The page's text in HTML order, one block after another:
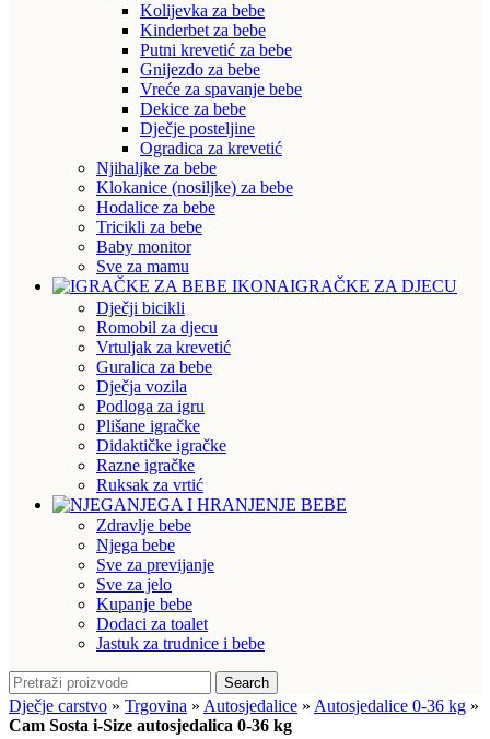
Kolijevka za bebe
Kinderbet za bebe
Putni krevetić za bebe
Gnijezdo za bebe
Vreće za spavanje bebe
Dekice za bebe
Dječje posteljine
Ogradica za krevetić
Njihaljke za bebe
Klokanice (nosiljke) za bebe
Hodalice za bebe
Tricikli za bebe
Baby monitor
Sve za mamu
IGRAČKE ZA DJECU
Dječji bicikli
Romobil za djecu
Vrtuljak za krevetić
Guralica za bebe
Dječja vozila
Podloga za igru
Plišane igračke
Didaktičke igračke
Razne igračke
Ruksak za vrtić
NJEGA I HRANJENJE BEBE
Zdravlje bebe
Njega bebe
Sve za previjanje
Sve za jelo
Kupanje bebe
Dodaci za toalet
Jastuk za trudnice i bebe
Search
Dječje carstvo » Trgovina » Autosjedalice » Autosjedalice 0-36 kg »
Cam Sosta i-Size autosjedalica 0-36 kg